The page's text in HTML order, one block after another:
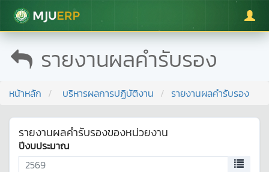
มหาวิทยาลัยแม่โจ้
รายงานผลคำรับรอง
หน้าหลัก บริหารผลการปฏิบัติงาน รายงานผลคำรับรอง
รายงานผลคำรับรองของหน่วยงาน
ปีงบประมาณ